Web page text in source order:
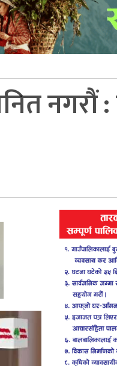
नगरौं :